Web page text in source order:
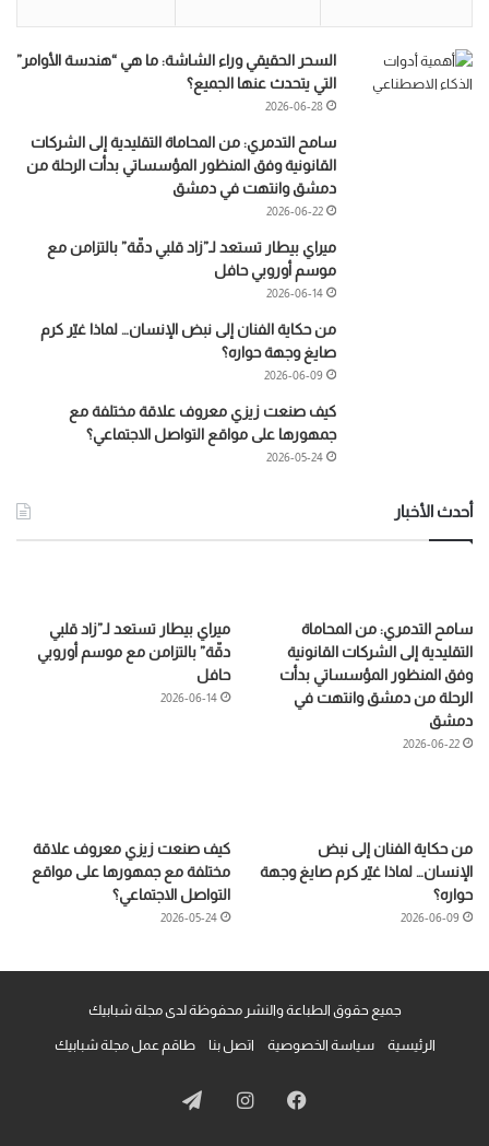
السحر الحقيقي وراء الشاشة: ما هي “هندسة الأوامر”
التي يتحدث عنها الجميع؟
2026-06-28
سامح التدمري: من المحاماة التقليدية إلى الشركات
القانونية وفق المنظور المؤسساتي بدأت الرحلة من
دمشق وانتهت في دمشق
2026-06-22
ميراي بيطار تستعد لـ”زاد قلبي دقّة” بالتزامن مع
موسم أوروبي حافل
2026-06-14
من حكاية الفنان إلى نبض الإنسان… لماذا غيّر كرم
صايغ وجهة حواره؟
2026-06-09
كيف صنعت زيزي معروف علاقة مختلفة مع
جمهورها على مواقع التواصل الاجتماعي؟
2026-05-24
أحدث الأخبار
سامح التدمري: من المحاماة
التقليدية إلى الشركات القانونية
وفق المنظور المؤسساتي بدأت
الرحلة من دمشق وانتهت في
دمشق
2026-06-22
ميراي بيطار تستعد لـ”زاد قلبي
دقّة” بالتزامن مع موسم أوروبي
حافل
2026-06-14
من حكاية الفنان إلى نبض
الإنسان… لماذا غيّر كرم صايغ وجهة
حواره؟
2026-06-09
كيف صنعت زيزي معروف علاقة
مختلفة مع جمهورها على مواقع
التواصل الاجتماعي؟
2026-05-24
جميع حقوق الطباعة والنشر محفوظة لدى مجلة شبابيك
الرئيسية سياسة الخصوصية اتصل بنا طاقم عمل مجلة شبابيك
فيسبوكانستقرامتيلقرام